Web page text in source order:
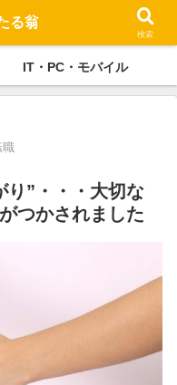
メディケーション
IT・PC・モバイル
職
り”・・・大切な
つかされました
検索